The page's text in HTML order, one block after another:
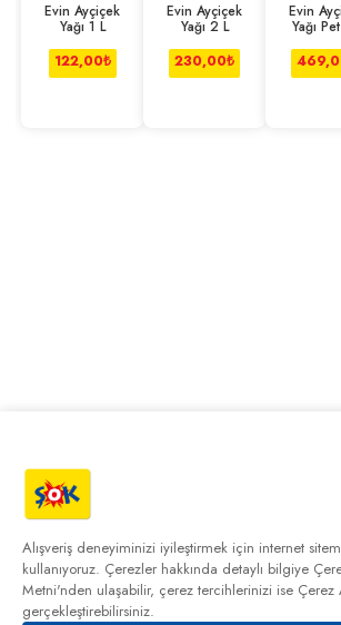
Evin Ayçiçek
Yağı 1 L
122,00₺
Evin Ayçiçek
Yağı 2 L
230,00₺
Evin
Yağı
Alışveriş deneyiminizi iyileştirmek için internet
kullanıyoruz. Çerezler hakkında detaylı bilgiye
Metni'nden ulaşabilir, çerez tercihlerinizi ise Çerez
gerçekleştirebilirsiniz.